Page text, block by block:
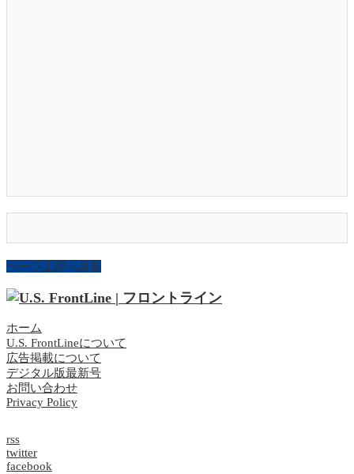
ページ上部へ戻る
ホーム
U.S. FrontLineについて
広告掲載について
デジタル版最新号
お問い合わせ
Privacy Policy
rss
twitter
facebook